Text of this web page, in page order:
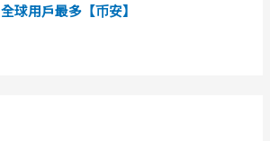
全球用戶最多【币安】